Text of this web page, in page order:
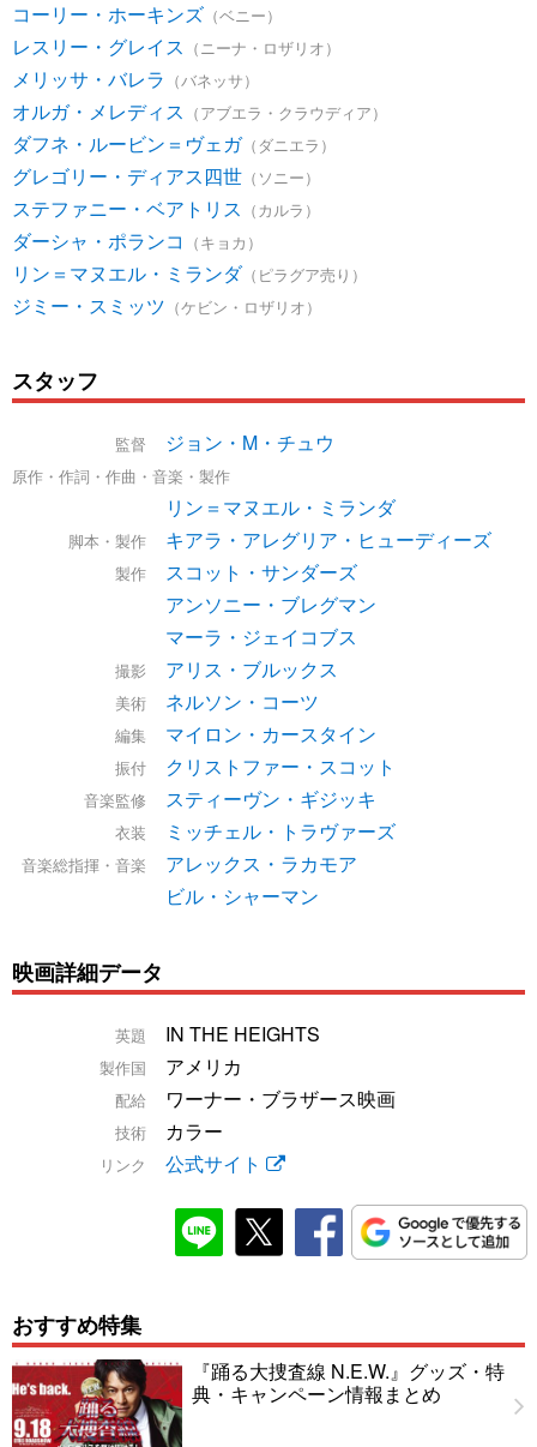
コーリー・ホーキンズ （ベニー）
レスリー・グレイス （ニーナ・ロザリオ）
メリッサ・バレラ （バネッサ）
オルガ・メレディス （アブエラ・クラウディア）
ダフネ・ルービン＝ヴェガ（ダニエラ）
グレゴリー・ディアス四世 （ソニー）
ステファニー・ベアトリス （カルラ）
ダーシャ・ポランコ （キョカ）
リン＝マヌエル・ミランダ（ピラグア売り）
ジミー・スミッツ （ケビン・ロザリオ）
スタッフ
監督 ジョン・M・チュウ
原作・作詞・作曲・音楽・製作
リン＝マヌエル・ミランダ
脚本・製作 キアラ・アレグリア・ヒューディーズ
製作
スコット・サンダーズ
アンソニー・ブレグマン
マーラ・ジェイコブス
撮影 アリス・ブルックス
美術 ネルソン・コーツ
編集 マイロン・カースタイン
振付 クリストファー・スコット
音楽監修 スティーヴン・ギジッキ
衣装 ミッチェル・トラヴァーズ
音楽総指揮・音楽
アレックス・ラカモア
ビル・シャーマン
映画詳細データ
英題 IN THE HEIGHTS
製作国 アメリカ
配給 ワーナー・ブラザース映画
技術 カラー
リンク 公式サイト
おすすめ特集
『踊る大捜査線 N.E.W.』グッズ・特
典・キャンペーン情報まとめ